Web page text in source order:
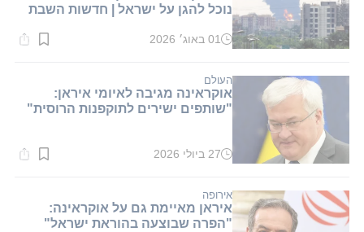
נוכל להגן על ישראל | חדשות השבת
זמן
דקות.
01 באוג׳ 2026
העולם
אוקראינה מגיבה לאיומי איראן:
"שותפים ישירים לתוקפנות הרוסית"
זמן
דקות.
27 ביולי 2026
אירופה
איראן מאיימת גם על אוקראינה:
"הפרה שבוצעה בהוראת ישראל"